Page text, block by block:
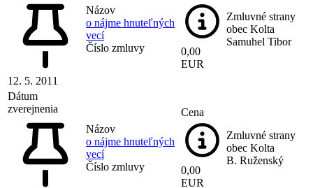
12. 5. 2011
Názov
o nájme hnuteľných
vecí
Číslo zmluvy
0,00
EUR
Zmluvné strany
obec Kolta
Samuhel Tibor
Dátum
zverejnenia
Názov
o nájme hnuteľných
vecí
Číslo zmluvy
Cena
0,00
EUR
Zmluvné strany
obec Kolta
B. Ruženský